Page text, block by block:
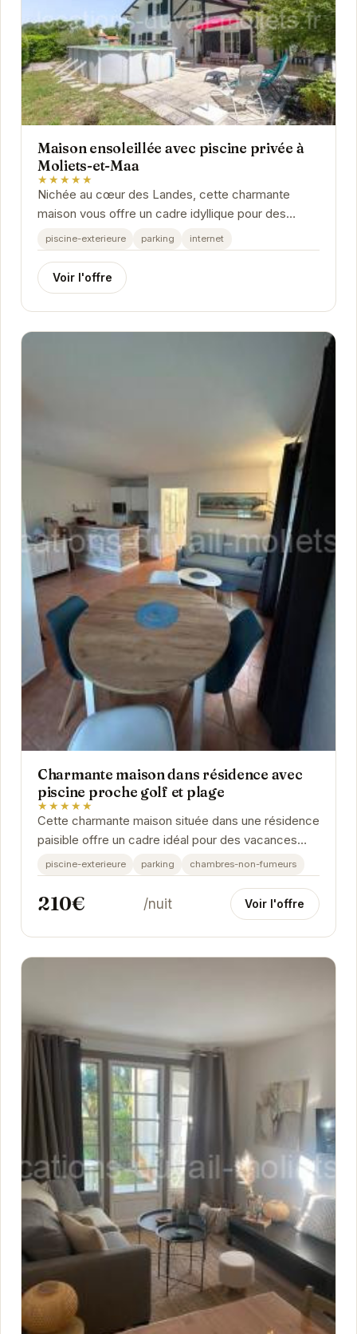
Maison ensoleillée avec piscine privée à
Moliets-et-Maa
★★★★★
Nichée au cœur des Landes, cette charmante
maison vous offre un cadre idyllique pour des
vacances inoubliables.
piscine-exterieure parking internet
Voir l'offre
Charmante maison dans résidence avec
piscine proche golf et plage
★★★★★
Cette charmante maison située dans une résidence
paisible offre un cadre idéal pour des vacances
relaxantes. Profitez de la piscine, de la...
piscine-exterieure parking chambres-non-fumeurs
210€ /nuit Voir l'offre